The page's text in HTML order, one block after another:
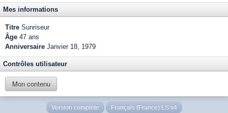
Mes informations
Titre Sunriseur
Âge 47 ans
Anniversaire Janvier 18, 1979
Contrôles utilisateur
Mon contenu
Version complète Français (France) LS v4